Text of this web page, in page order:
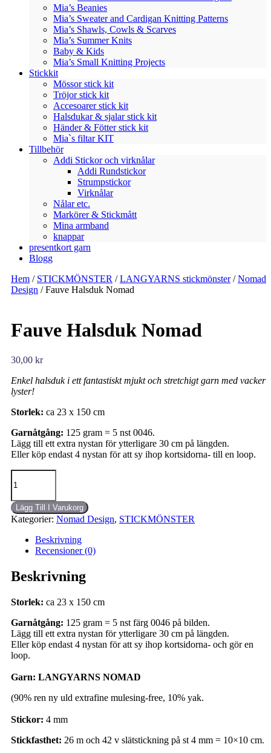
Mia’s Beanies
Mia’s Sweater and Cardigan Knitting Patterns
Mia’s Shawls, Cowls & Scarves
Mia’s Summer Knits
Baby & Kids
Mia’s Small Knitting Projects
Stickkit
Mössor stick kit
Tröjor stick kit
Accesoarer stick kit
Halsdukar & sjalar stick kit
Händer & Fötter stick kit
Mia`s filtar KIT
Tillbehör
Addi Stickor och virknålar
Addi Rundstickor
Strumpstickor
Virknålar
Nålar etc.
Markörer & Stickmått
Mina armband
knappar
presentkort garn
Blogg
Hem / STICKMÖNSTER /LANGYARNS stickmönster/Nomad
Design / Fauve Halsduk Nomad
Fauve Halsduk Nomad
30,00 kr
Enkel halsduk i ett fantastiskt mjukt och stretchigt garn med vacker
lyster!
Storlek: ca 23 x 150 cm
Garnåtgång: 125 gram = 5 nst 0046.
Lägg till ett extra nystan för ytterligare 30 cm på längden.
Eller köp endast 4 nystan för att sy ihop kortsidorna- till en loop.
Halsduk
mängd
Lägg Till I Varukorg
Kategorier: Nomad Design, STICKMÖNSTER
Beskrivning
Recensioner (0)
Beskrivning
Storlek: ca 23 x 150 cm
Garnåtgång: 125 gram = 5 nst färg 0046 på bilden.
Lägg till ett extra nystan för ytterligare 30 cm på längden.
Eller köp endast 4 nystan för att sy ihop kortsidorna- och gör en
loop.
Garn: LANGYARNS NOMAD
(90% ren ny uld extrafine mulesing-free, 10% yak.
Stickor: 4 mm
Stickfasthet: 26 m och 42 v slätstickning på st 4 mm = 10×10 cm.